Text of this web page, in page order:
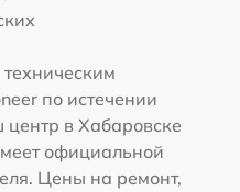
по истечении
в Хабаровске
официальной
Цены на ремонт,